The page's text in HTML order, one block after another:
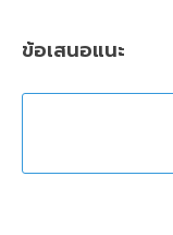
ข้อเสนอแนะ